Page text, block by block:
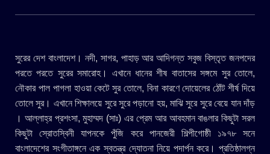
সুরের দেশ বাংলাদেশ। নদী, সাগর, পাহাড় আর আদিগন্ত সবুজ বিস্তৃত জনপদের
পরতে পরতে সুরের সমারোহ। এখানে ধানের শীষ বাতাসের সঙ্গমে সুর তোলে,
নৌকার পাল পাগলা হাওয়া কেটে সুর তোলে, বিনা কারণে দোয়েলের ঠোঁট শীর্ষ দিয়ে
তোলে সুর। এখানে শিক্ষালয়ে সুরে সুরে পড়ানো হয়, মাঝি সুরে সুরে বেয়ে যান দাঁড়
। আল্লাহ্র প্রশংসা, মুহাম্মদ (সাঃ) এর প্রেম আর আবহমান বাঙলার কিছুটা সরল
কিছুটা স্রোতস্বিনী যাপনকে পুঁজি করে পানজেরী শিল্পীগোষ্ঠী ১৯৭৮ সনে
বাংলাদেশের সংগীতাঙ্গনে এক স্বতন্ত্র দ্যোতনা নিয়ে পদার্পন করে। প্রতিষ্ঠালগ্ন